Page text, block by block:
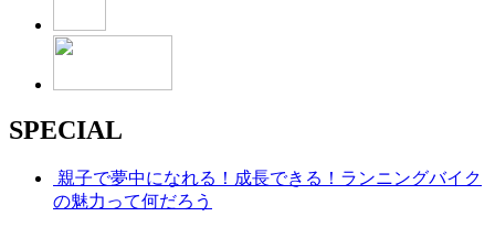
SPECIAL
親子で夢中になれる！成長できる！ランニングバイク
の魅力って何だろう